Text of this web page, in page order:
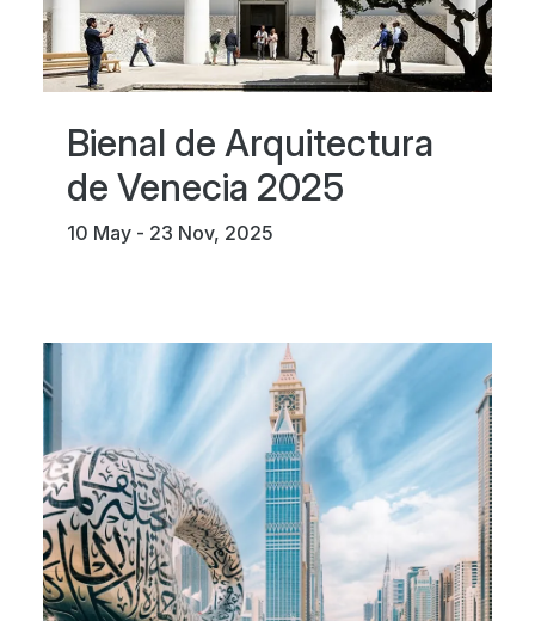
Bienal de Arquitectura
de Venecia 2025
10 May - 23 Nov, 2025